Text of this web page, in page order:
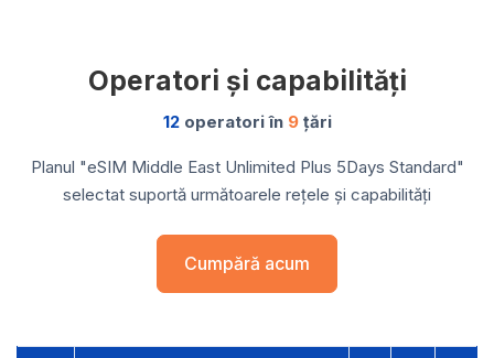
Operatori și capabilități
12operatori în 9țări
Planul "eSIM Middle East Unlimited Plus 5Days Standard"
selectat suportă următoarele rețele și capabilități
Cumpără acum